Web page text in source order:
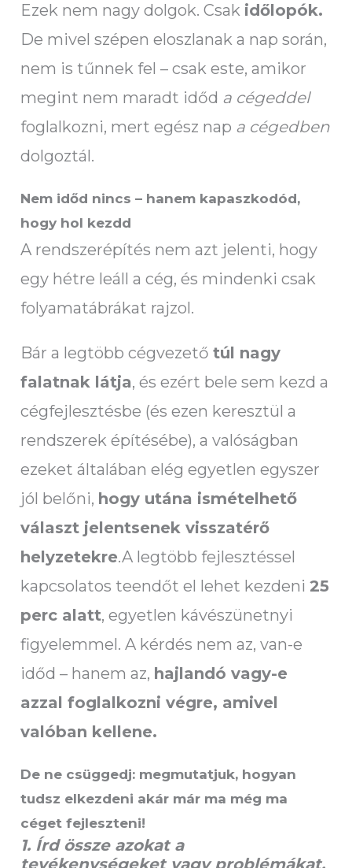
Ezek nem nagy dolgok. Csak időlopók.
De mivel szépen eloszlanak a nap során,
nem is tűnnek fel – csak este, amikor
megint nem maradt időd a cégeddel
foglalkozni, mert egész nap a cégedben
dolgoztál.
Nem időd nincs – hanem kapaszkodód,
hogy hol kezdd
A rendszerépítés nem azt jelenti, hogy
egy hétre leáll a cég, és mindenki csak
folyamatábrákat rajzol.
Bár a legtöbb cégvezetőtúl nagy
falatnak látja, és ezért bele sem kezd a
cégfejlesztésbe (és ezen keresztül a
rendszerek építésébe), a valóságban
ezeket általában elég egyetlen egyszer
jól belőni, hogy utána ismételhető
választ jelentsenek visszatérő
helyzetekre.A legtöbb fejlesztéssel
kapcsolatos teendőt el lehet kezdeni25
perc alatt, egyetlen kávészünetnyi
figyelemmel. A kérdés nem az, van-e
időd – hanem az, hajlandó vagy-e
azzal foglalkozni végre, amivel
valóban kellene.
De ne csüggedj: megmutatjuk, hogyan
tudsz elkezdeni akár már ma még ma
céget fejleszteni!
1. Írd össze azokat a
tevékenységeket vagy problémákat,